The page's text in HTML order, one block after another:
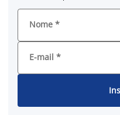
Nome *
E-mail *